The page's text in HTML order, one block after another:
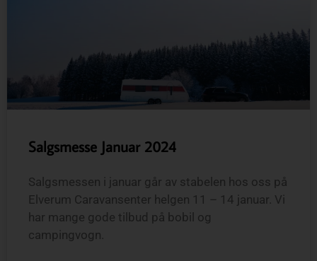
Salgsmesse Januar 2024
Salgsmessen i januar går av stabelen hos oss på
Elverum Caravansenter helgen 11 – 14 januar. Vi
har mange gode tilbud på bobil og
campingvogn.